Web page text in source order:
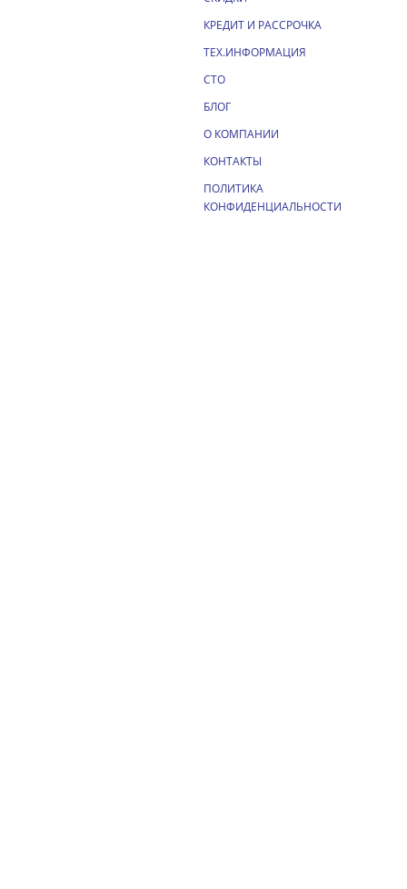
КРЕДИТ И РАССРОЧКА
ТЕХ.ИНФОРМАЦИЯ
СТО
БЛОГ
О КОМПАНИИ
КОНТАКТЫ
ПОЛИТИКА
КОНФИДЕНЦИАЛЬНОСТИ